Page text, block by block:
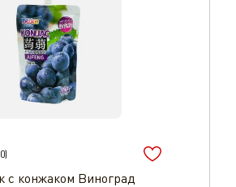
0)
с конжаком Виноград